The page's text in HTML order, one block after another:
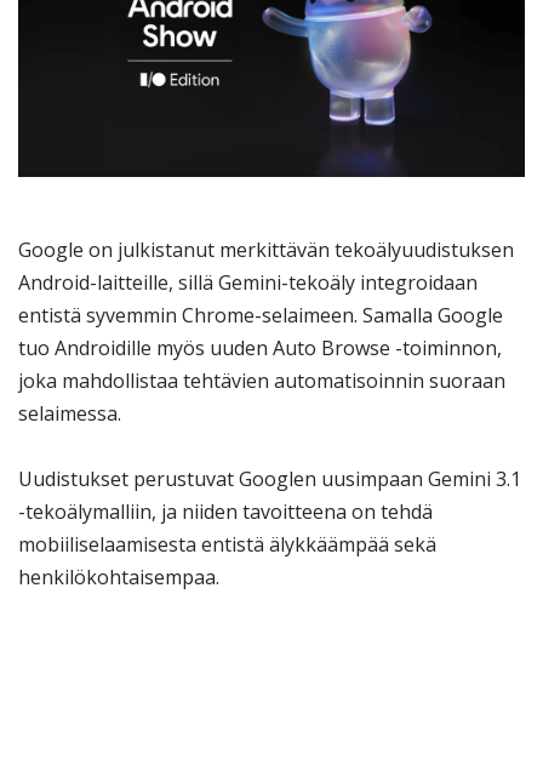
Google on julkistanut merkittävän tekoälyuudistuksen
Android-laitteille, sillä Gemini-tekoäly integroidaan
entistä syvemmin Chrome-selaimeen. Samalla Google
tuo Androidille myös uuden Auto Browse -toiminnon,
joka mahdollistaa tehtävien automatisoinnin suoraan
selaimessa.
Uudistukset perustuvat Googlen uusimpaan Gemini 3.1
-tekoälymalliin, ja niiden tavoitteena on tehdä
mobiiliselaamisesta entistä älykkäämpää sekä
henkilökohtaisempaa.